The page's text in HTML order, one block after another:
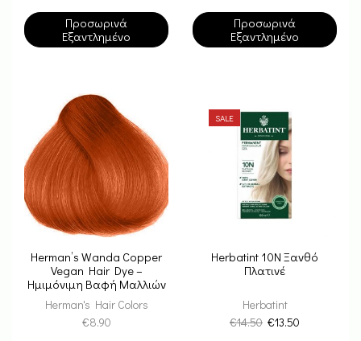
Προσωρινά
Εξαντλημένο
Προσωρινά
Εξαντλημένο
Herman’s Wanda Copper
Vegan Hair Dye –
Ημιμόνιμη Βαφή Μαλλιών
Herman's Hair Colors
€8.90
SALE
Herbatint 10N Ξανθό
Πλατινέ
Herbatint
€14.50 €13.50